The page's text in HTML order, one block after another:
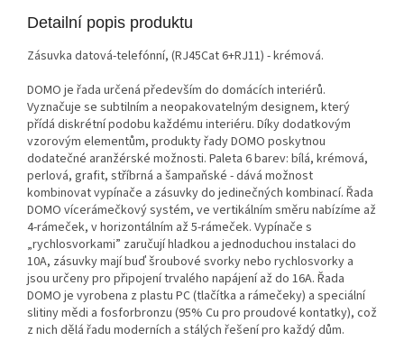
Detailní popis produktu
Zásuvka datová-telefónní, (RJ45Cat 6+RJ11) - krémová.
DOMO je řada určená především do domácích interiérů.
Vyznačuje se subtilním a neopakovatelným designem, který
přídá diskrétní podobu každému interiéru. Díky dodatkovým
vzorovým elementům, produkty řady DOMO poskytnou
dodatečné aranžérské možnosti. Paleta 6 barev: bílá, krémová,
perlová, grafit, stříbrná a šampaňské - dává možnost
kombinovat vypínače a zásuvky do jedinečných kombinací. Řada
DOMO vícerámečkový systém, ve vertikálním směru nabízíme až
4-rámeček, v horizontálním až 5-rámeček. Vypínače s
„rychlosvorkami” zaručují hladkou a jednoduchou instalaci do
10A, zásuvky mají buď šroubové svorky nebo rychlosvorky a
jsou určeny pro připojení trvalého napájení až do 16A. Řada
DOMO je vyrobena z plastu PC (tlačítka a rámečeky) a speciální
slitiny mědi a fosforbronzu (95% Cu pro proudové kontatky), což
z nich dělá řadu moderních a stálých řešení pro každý dům.